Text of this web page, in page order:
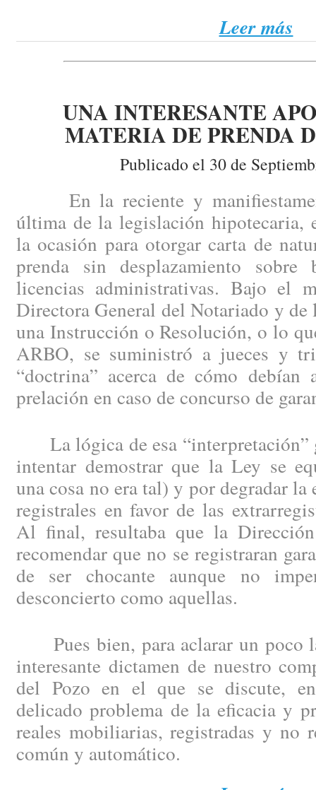
Leer más
UNA INTERESANTE
MATERIA DE PRENDA
Publicado el 30 de
En la reciente y
última de la legislación hipotecaria,
la ocasión para otorgar carta de
prenda sin desplazamiento sobre
licencias administrativas. Bajo el
Directora General del Notariado y de
una Instrucción o Resolución, o lo
ARBO, se suministró a jueces y
“doctrina” acerca de cómo debían
prelación en caso de concurso de
La lógica de esa “interpretación”
intentar demostrar que la Ley se
una cosa no era tal) y por degradar la
registrales en favor de las
Al final, resultaba que la
recomendar que no se registraran
de ser chocante aunque no
desconcierto como aquellas.
Pues bien, para aclarar un poco
interesante dictamen de nuestro
del Pozo en el que se discute,
delicado problema de la eficacia y
reales mobiliarias, registradas y no
común y automático.